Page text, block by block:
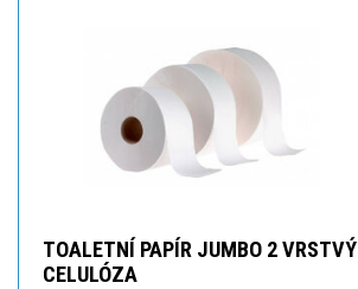
TOALETNÍ PAPÍR JUMBO 2 VRSTVÝ
CELULÓZA